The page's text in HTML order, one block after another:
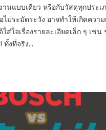
นแบบเดียว หรือกับวัสดุทุกประเ
ม่ระมัดระวัง อาจทำให้เกิดควา
ใจเรื่องรายละเอียดเล็ก ๆ เช่น
งที่จริง...